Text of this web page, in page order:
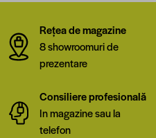
Rețea de magazine
8 showroomuri de
prezentare
Consiliere profesională
In magazine sau la
telefon